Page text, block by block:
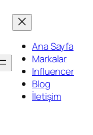
Ana Sayfa
Markalar
Influencer
Blog
İletişim